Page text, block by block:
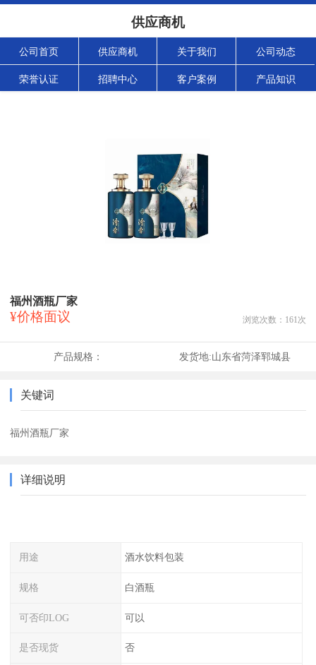
供应商机
公司首页 供应商机 关于我们 公司动态
荣誉认证 招聘中心 客户案例 产品知识
福州酒瓶厂家
¥价格面议 浏览次数： 161次
产品规格： 发货地:山东省菏泽郓城县
关键词
福州酒瓶厂家
详细说明
用途 酒水饮料包装
规格 白酒瓶
可否印LOG 可以
是否现货 否